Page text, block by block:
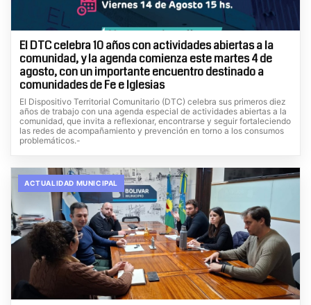
El DTC celebra 10 años con actividades abiertas a la
comunidad, y la agenda comienza este martes 4 de
agosto, con un importante encuentro destinado a
comunidades de Fe e Iglesias
El Dispositivo Territorial Comunitario (DTC) celebra sus primeros diez
años de trabajo con una agenda especial de actividades abiertas a la
comunidad, que invita a reflexionar, encontrarse y seguir fortaleciendo
las redes de acompañamiento y prevención en torno a los consumos
problemáticos.-
ACTUALIDAD MUNICIPAL